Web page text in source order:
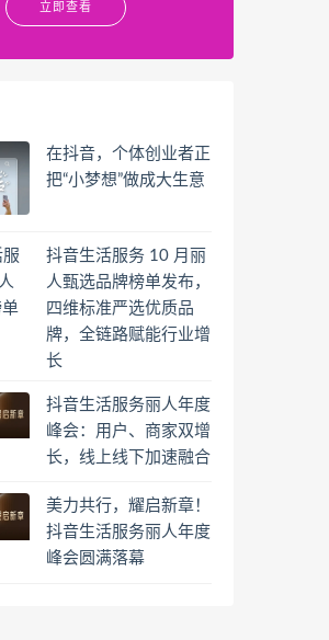
立即查看
在抖音，个体创业者正
把“小梦想”做成大生意
抖音生活服务 10 月丽
人甄选品牌榜单发布，
四维标准严选优质品
牌，全链路赋能行业增
长
抖音生活服务丽人年度
峰会：用户、商家双增
长，线上线下加速融合
美力共行，耀启新章！
抖音生活服务丽人年度
峰会圆满落幕